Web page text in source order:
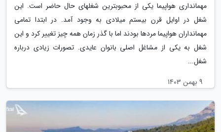
مهمانداری هواپیما یکی از محبوب­ترین شغل­های حال حاضر است. این
شغل در اوایل قرن بیستم میلادی به وجود آمد. در ابتدا تمامی
مهمانداران هواپیما مردها بودند اما با گذر زمان همه چیز تغییر کرد و این
شغل به یکی از مشاغل اصلی بانوان عایدی. تصورات زیادی درباره
شغل...
9 بهمن 1403